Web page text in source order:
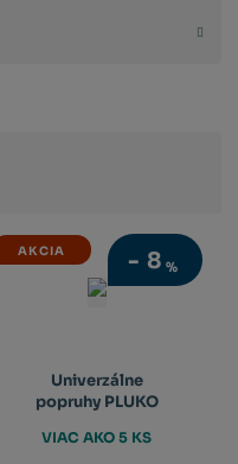
- 8%
AKCIA
Univerzálne
popruhy PLUKO
VIAC AKO 5 KS